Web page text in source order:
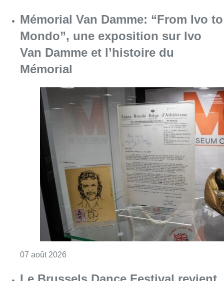
Mémorial Van Damme: “From Ivo to
Mondo”, une exposition sur Ivo
Van Damme et l’histoire du
Mémorial
07 août 2026